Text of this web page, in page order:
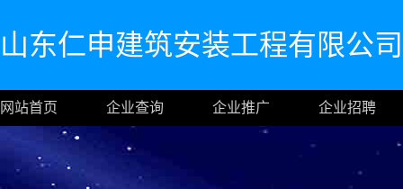
山东仁申建筑安装工程有限公司
网站首页 企业查询 企业推广 企业招聘